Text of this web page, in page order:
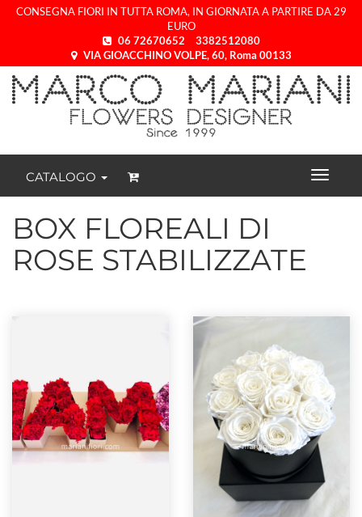
CONSEGNA FIORI IN TUTTA ROMA, IN GIORNATA A PARTIRE DA 29
EURO
06 72670652
3382512080
VIA GIOACCHINO VOLPE, 60, Roma 00133
CATALOGO
BOX FLOREALI DI
ROSE STABILIZZATE